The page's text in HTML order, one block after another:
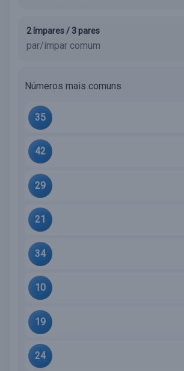
2 ímpares / 3 pares
par/ímpar comum
Números mais comuns
35
42
29
21
34
10
19
24